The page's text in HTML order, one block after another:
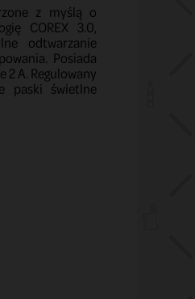
z myślą o
COREX 3.0,
odtwarzanie
Posiada
2 A. Regulowany
paski świetlne